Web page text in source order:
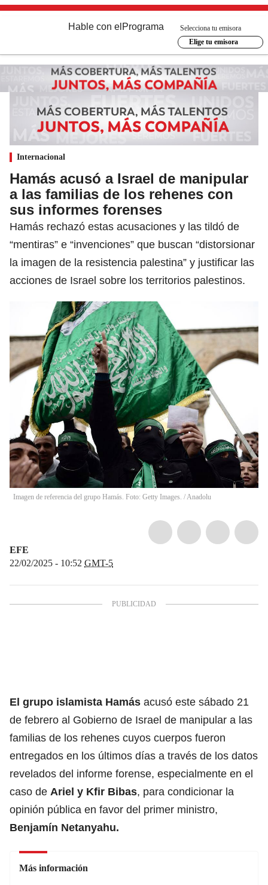
Hable con el Programa
Selecciona tu emisora
Elige tu emisora
Internacional
Hamás acusó a Israel de manipular
a las familias de los rehenes con
sus informes forenses
Hamás rechazó estas acusaciones y las tildó de
“mentiras” e “invenciones” que buscan “distorsionar
la imagen de la resistencia palestina” y justificar las
acciones de Israel sobre los territorios palestinos.
Imagen de referencia del grupo Hamás. Foto: Getty Images. /Anadolu
EFE
22/02/2025 - 10:52 GMT-5
El grupo islamista Hamás acusó este sábado 21
de febrero al Gobierno de Israel de manipular a las
familias de los rehenes cuyos cuerpos fueron
entregados en los últimos días a través de los datos
revelados del informe forense, especialmente en el
caso de Ariel y Kfir Bibas, para condicionar la
opinión pública en favor del primer ministro,
Benjamín Netanyahu.
Más información